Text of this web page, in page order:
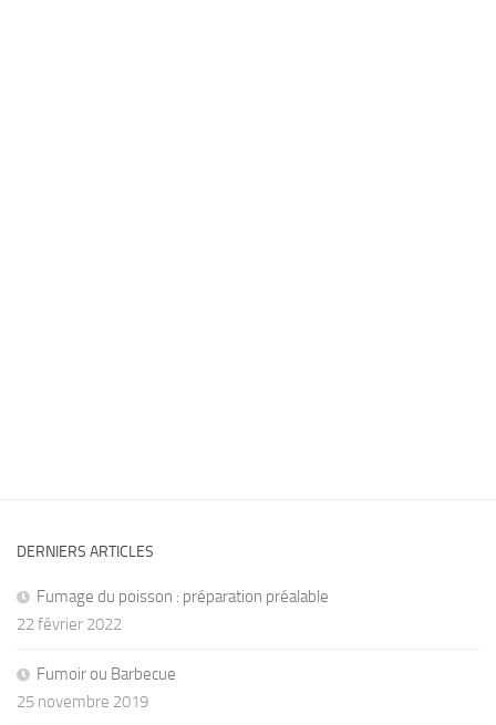
DERNIERS ARTICLES
Fumage du poisson : préparation préalable
22 février 2022
Fumoir ou Barbecue
25 novembre 2019